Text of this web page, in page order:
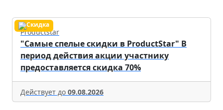
Productstar
"Самые спелые скидки в ProductStar" В
период действия акции участнику
предоставляется скидка 70%
Действует до 09.08.2026